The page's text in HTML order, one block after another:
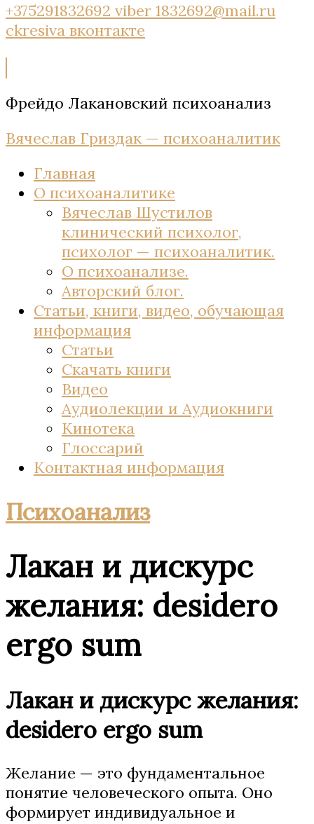
+375291832692 viber 1832692@mail.ru
ckresiva вконтакте
Фрейдо Лакановский психоанализ
Вячеслав Гриздак — психоаналитик
Главная
О психоаналитике
Вячеслав Шустилов
клинический психолог,
психолог — психоаналитик.
О психоанализе.
Авторский блог.
Статьи, книги, видео, обучающая
информация
Статьи
Скачать книги
Видео
Аудиолекции и Аудиокниги
Кинотека
Глоссарий
Контактная информация
Психоанализ
Лакан и дискурс
желания: desidero
ergo sum
Лакан и дискурс желания:
desidero ergo sum
Желание — это фундаментальное
понятие человеческого опыта. Оно
формирует индивидуальное и